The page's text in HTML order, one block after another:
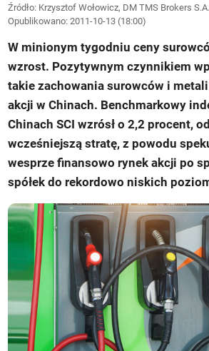
Źródło: Krzysztof Wołowicz, DM TMS Brokers S.A.
Opublikowano:2011-10-13 (18:00)
W minionym tygodniu ceny
wzrost. Pozytywnym czynnikiem
takie zachowania surowców i
akcji w Chinach. Benchmarkowy
Chinach SCI wzrósł o 2,2 procent,
wcześniejszą stratę, z powodu
wesprze finansowo rynek akcji po
spółek do rekordowo niskich